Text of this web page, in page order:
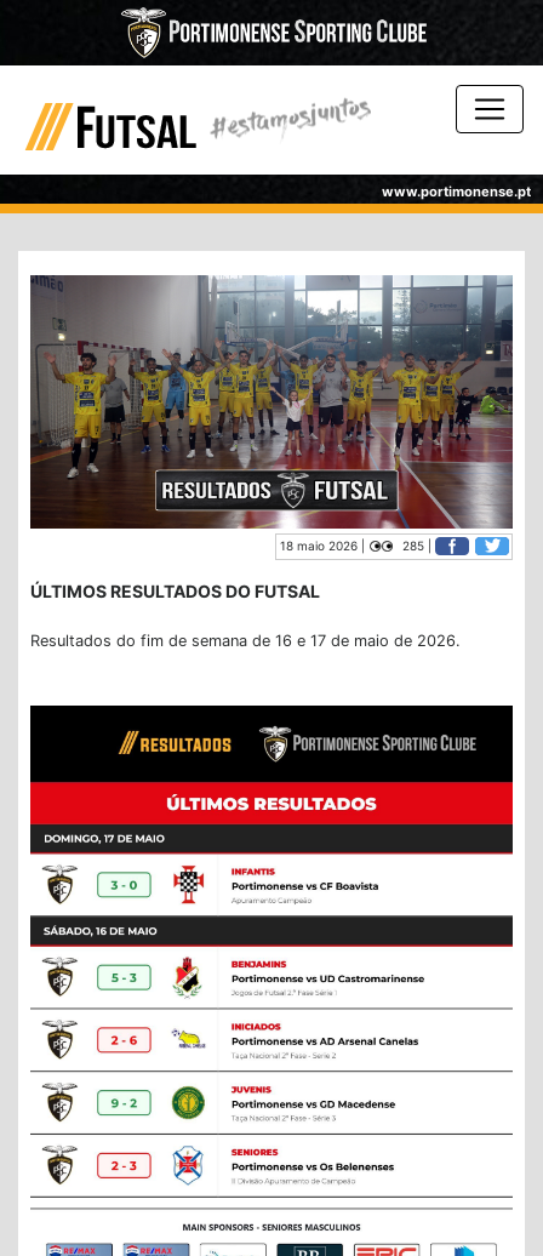
www.portimonense.pt
18 maio 2026 | 285 |
ÚLTIMOS RESULTADOS DO FUTSAL
Resultados do fim de semana de 16 e 17 de maio de 2026.